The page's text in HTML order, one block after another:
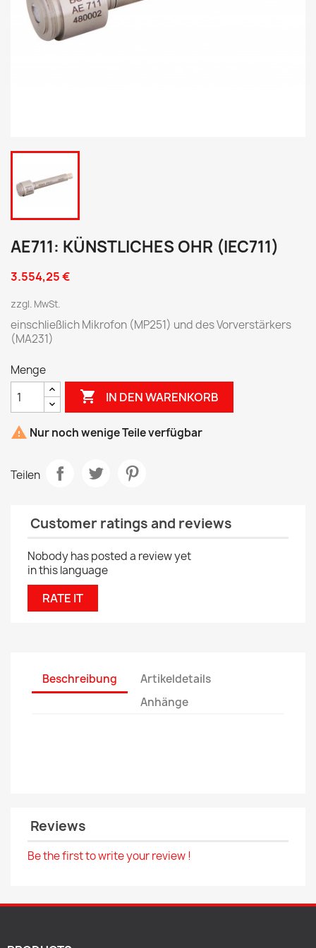
AE711: KÜNSTLICHES OHR (IEC711)
3.554,25 €
zzgl. MwSt.
einschließlich Mikrofon (MP251) und des Vorverstärkers
(MA231)
Menge
 IN DEN WARENKORB
 Nur noch wenige Teile verfügbar
Teilen
Customer ratings and reviews
Nobody has posted a review yet
in this language
RATE IT
Beschreibung
Artikeldetails
Anhänge
Reviews
Be the first to write your review !